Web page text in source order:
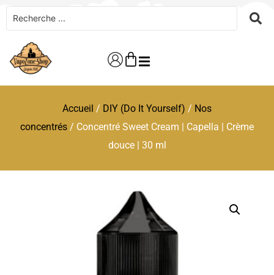
Accueil / DIY (Do It Yourself) / Nos
concentrés / Concentré Sweet Cream | Capella | Crème
douce | 30 ml